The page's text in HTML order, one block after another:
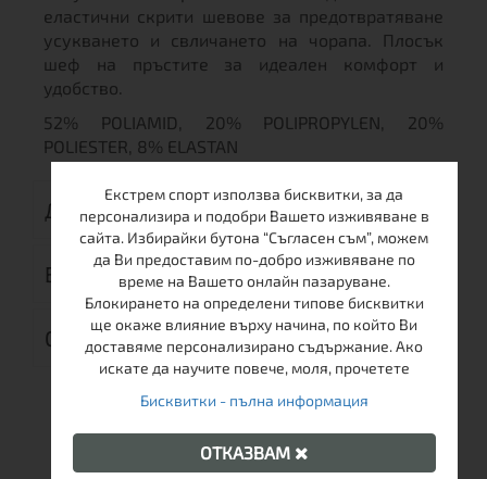
еластични скрити шевове за предотвратяване
усукването и свличането на чорапа. Плосък
шеф на пръстите за идеален комфорт и
удобство.
52% POLIAMID, 20% POLIPROPYLEN, 20%
POLIESTER, 8% ELASTAN
ДОСТАВКА
ВРЪЩАНЕ
ОТЗИВИ (0)
Екстрем спорт използва бисквитки, за да
персонализира и подобри Вашето изживяване в
сайта. Избирайки бутона “Съгласен съм”, можем
да Ви предоставим по-добро изживяване по
време на Вашето онлайн пазаруване.
Блокирането на определени типове бисквитки
ще окаже влияние върху начина, по който Ви
доставяме персонализирано съдържание. Ако
искате да научите повече, моля, прочетете
Бисквитки - пълна информация
ОТКАЗВАМ